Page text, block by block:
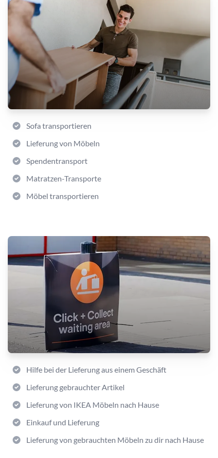
Sofa transportieren
Lieferung von Möbeln
Spendentransport
Matratzen-Transporte
Möbel transportieren
Hilfe bei der Lieferung aus einem Geschäft
Lieferung gebrauchter Artikel
Lieferung von IKEA Möbeln nach Hause
Einkauf und Lieferung
Lieferung von gebrauchten Möbeln zu dir nach Hause